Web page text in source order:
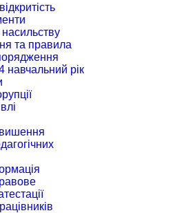
та правила
навчальний рік